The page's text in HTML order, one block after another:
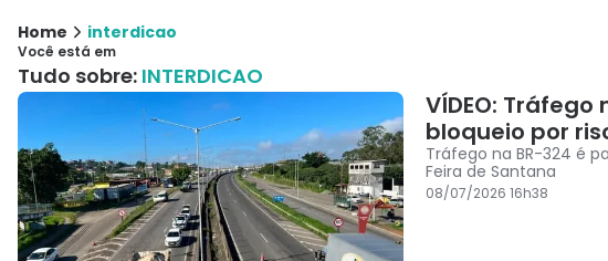
Home interdicao
Você está em
Tudo sobre: INTERDICAO
VÍDEO:
bloqueio por
Tráfego na BR-324 é
Feira de Santana
08/07/2026 16h38